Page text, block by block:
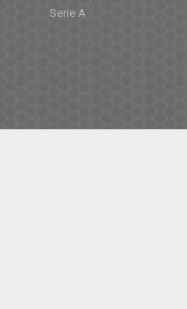
Serie A